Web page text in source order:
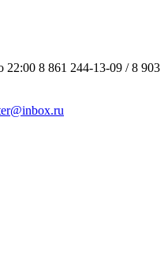
22:00 8 861 244-13-09 /8 903